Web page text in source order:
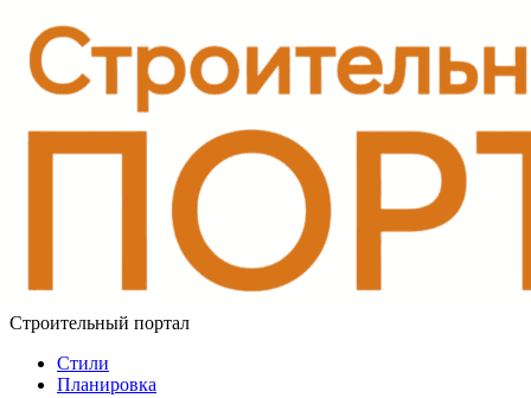
Строительный портал
Стили
Планировка